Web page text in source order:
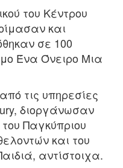
του Κέντρου
και
σε 100
Ένα Όνειρο Μια
τις υπηρεσίες
διοργάνωσαν
Παγκύπριου
και του
αντίστοιχα.